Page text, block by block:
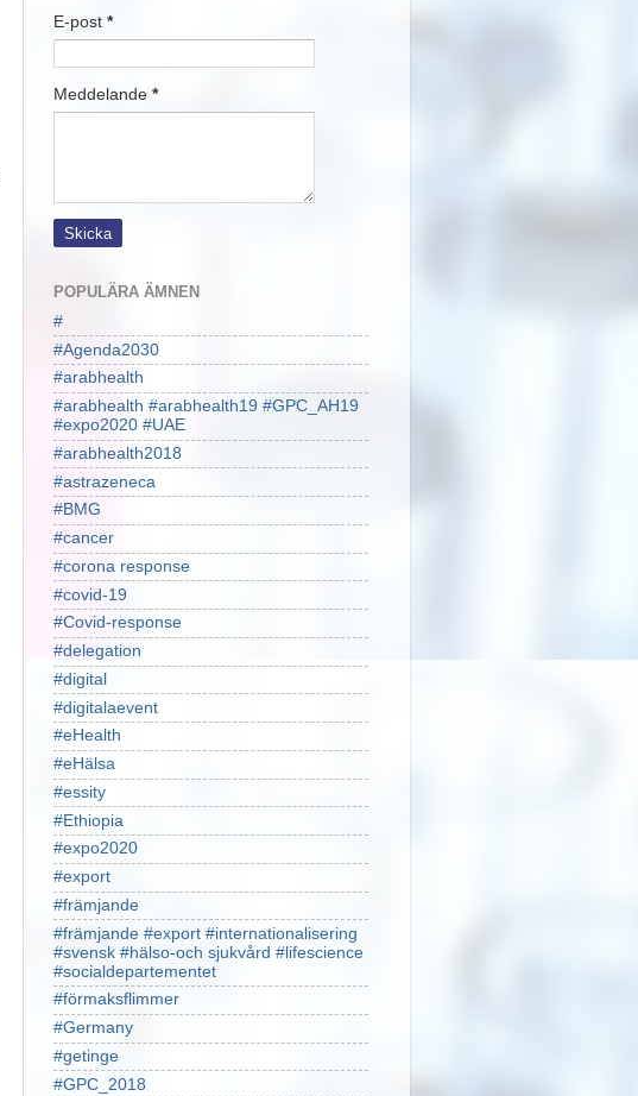
E-post *
Meddelande *
POPULÄRA ÄMNEN
#
#Agenda2030
#arabhealth
#arabhealth #arabhealth19 #GPC_AH19
#expo2020 #UAE
#arabhealth2018
#astrazeneca
#BMG
#cancer
#corona response
#covid-19
#Covid-response
#delegation
#digital
#digitalaevent
#eHealth
#eHälsa
#essity
#Ethiopia
#expo2020
#export
#främjande
#främjande #export #internationalisering
#svensk #hälso-och sjukvård #lifescience
#socialdepartementet
#förmaksflimmer
#Germany
#getinge
#GPC_2018